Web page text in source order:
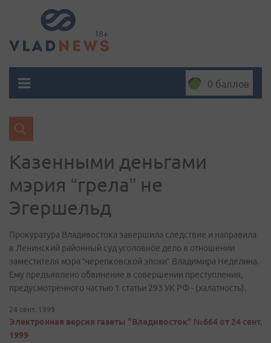
0 баллов
Казенными деньгами
мэрия “грела” не
Эгершельд
Прокуратура Владивостока завершила следствие и направила
в Ленинский районный суд уголовное дело в отношении
заместителя мэра “черепковской эпохи” Владимира Неделина.
Ему предъявлено обвинение в совершении преступления,
предусмотренного частью 1 статьи 293 УК РФ - (халатность).
24 сент. 1999
Электронная версия газеты "Владивосток" №664 от 24 сент.
1999